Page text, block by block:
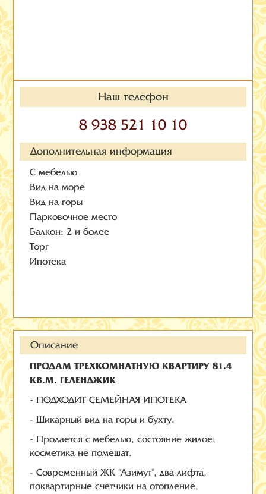
Наш телефон
8 938 521 10 10
Дополнительная информация
С мебелью
Вид на море
Вид на горы
Парковочное место
Балкон: 2 и более
Торг
Ипотека
Описание
ПРОДАМ ТРЕХКОМНАТНУЮ КВАРТИРУ 81.4
КВ.М. ГЕЛЕНДЖИК
- ПОДХОДИТ СЕМЕЙНАЯ ИПОТЕКА
- Шикарный вид на горы и бухту.
- Продается с мебелью, состояние жилое,
косметика не помешат.
- Современный ЖК "Азимут", два лифта,
поквартирные счетчики на отопление,